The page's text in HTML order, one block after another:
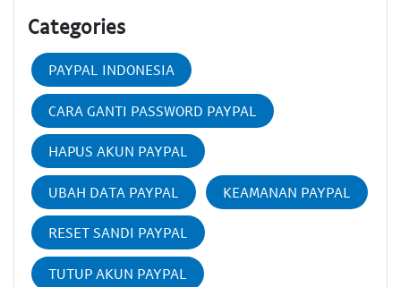
Categories
PAYPAL INDONESIA
CARA GANTI PASSWORD PAYPAL
HAPUS AKUN PAYPAL
UBAH DATA PAYPAL KEAMANAN PAYPAL
RESET SANDI PAYPAL
TUTUP AKUN PAYPAL